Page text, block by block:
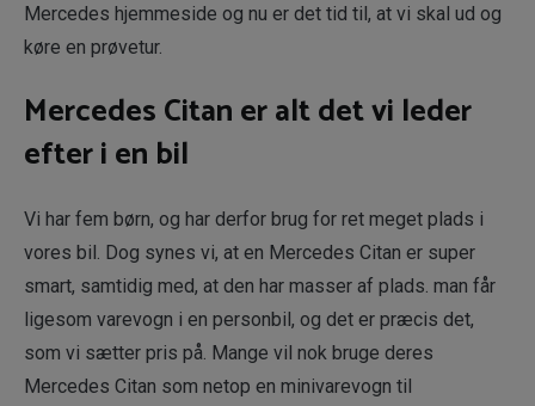
Mercedes hjemmeside og nu er det tid til, at vi skal ud og
køre en prøvetur.
Mercedes Citan er alt det vi leder
efter i en bil
Vi har fem børn, og har derfor brug for ret meget plads i
vores bil. Dog synes vi, at en Mercedes Citan er super
smart, samtidig med, at den har masser af plads. man får
ligesom varevogn i en personbil, og det er præcis det,
som vi sætter pris på. Mange vil nok bruge deres
Mercedes Citan som netop en minivarevogn til